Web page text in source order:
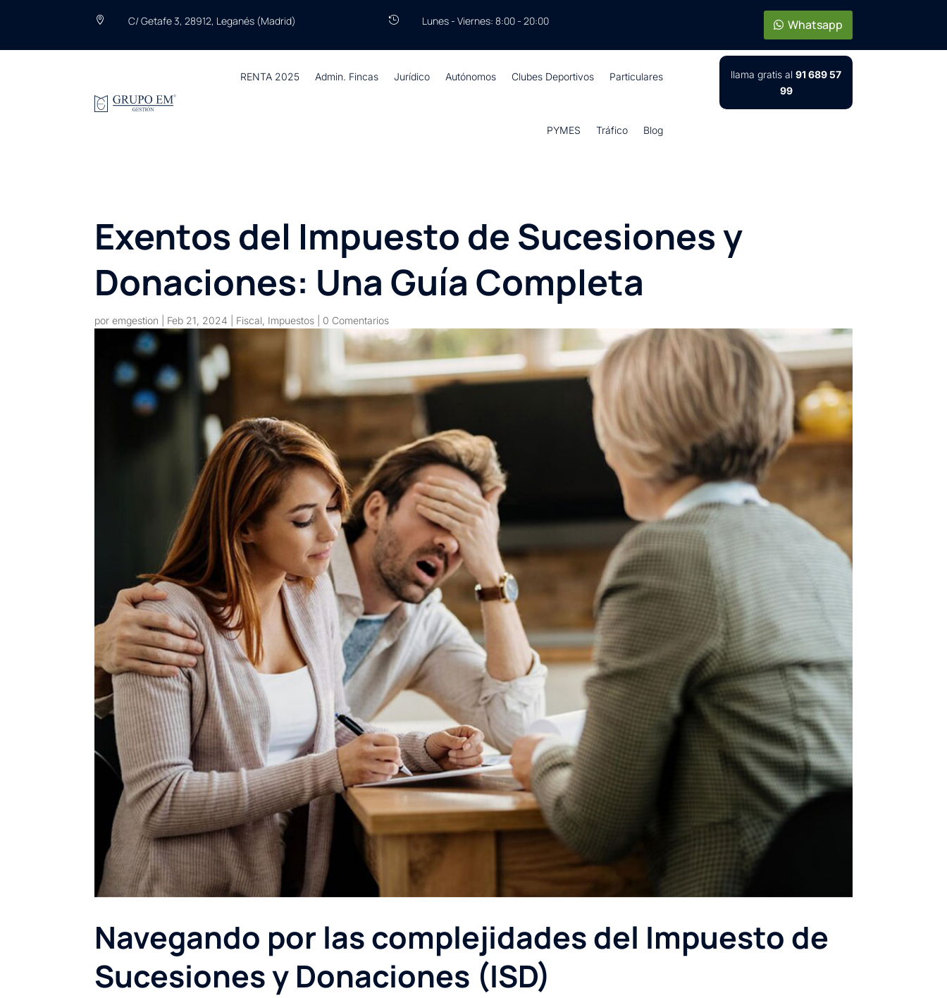
 C/ Getafe 3, 28912, Leganés (Madrid)  Lunes - Viernes: 8:00 - 20:00 Whatsapp
RENTA 2025 Admin. Fincas Jurídico Autónomos Clubes Deportivos Particulares
PYMES Tráfico Blog
llama gratis al91 689 57
99
Exentos del Impuesto de Sucesiones y
Donaciones: Una Guía Completa
poremgestion Feb 21, 2024 Fiscal Impuestos 0 Comentarios
Navegando por las complejidades del Impuesto de
Sucesiones y Donaciones (ISD)